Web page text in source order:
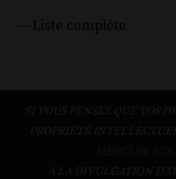
--- Liste complète